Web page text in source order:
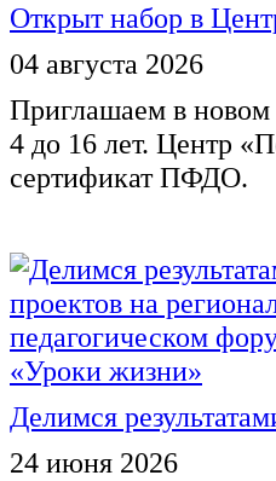
Открыт набор в
04 августа 2026
Приглашаем в новом
4 до 16 лет. Центр
сертификат ПФДО.
Делимся
24 июня 2026